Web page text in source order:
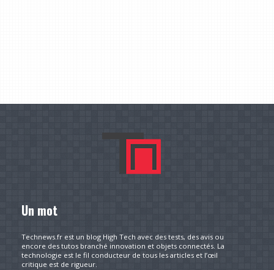
Un mot
Technews.fr est un blog High Tech avec des tests, des avis ou
encore des tutos branché innovation et objets connectés. La
technologie est le fil conducteur de tous les articles et l’œil
critique est de rigueur.